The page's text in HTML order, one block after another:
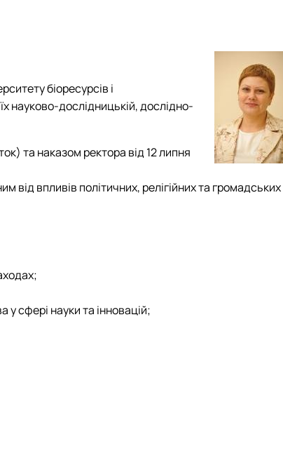
дисципліни
та методичні рекомендації для ОС "Бакалавр"
біоресурсів і
науково-дослідницькій, дослідно-
та наказом ректора від 12 липня
від впливів політичних, релігійних та громадських
сфері науки та інновацій;